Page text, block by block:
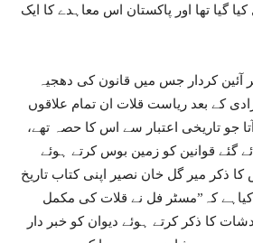
گیا تھا اور پاکستان اس معاہدے کا ایک
آئین کردار جس میں قانون کی دھجیہ
کے بعد ریاست قلات ان تمام علاقوں
جو تاریخی اعتبار سے اس کا حصہ تھے،
گئے قوانین کو زمین بوس کرتے ہوئے
کا ذکر میر گل خان نصیر اپنی کتاب تاریخ
کیاہے کہ”مسٹر فل نے قلات کی مکمل
کا ذکر کرتے ہوئے دیوان کو خبر دار